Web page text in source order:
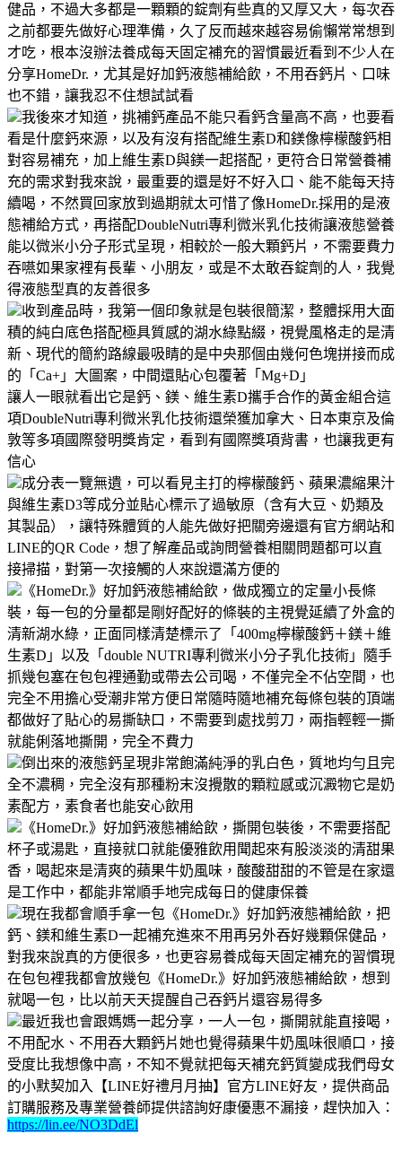
健品，不過大多都是一顆顆的錠劑有些真的又厚又大，每次吞
之前都要先做好心理準備，久了反而越來越容易偷懶常常想到
才吃，根本沒辦法養成每天固定補充的習慣最近看到不少人在
分享HomeDr.，尤其是好加鈣液態補給飲，不用吞鈣片、口味
也不錯，讓我忍不住想試試看
我後來才知道，挑補鈣產品不能只看鈣含量高不高，也要看
看是什麼鈣來源，以及有沒有搭配維生素D和鎂像檸檬酸鈣相
對容易補充，加上維生素D與鎂一起搭配，更符合日常營養補
充的需求對我來說，最重要的還是好不好入口、能不能每天持
續喝，不然買回家放到過期就太可惜了像HomeDr.採用的是液
態補給方式，再搭配DoubleNutri專利微米乳化技術讓液態營養
能以微米小分子形式呈現，相較於一般大顆鈣片，不需要費力
吞嚥如果家裡有長輩、小朋友，或是不太敢吞錠劑的人，我覺
得液態型真的友善很多
收到產品時，我第一個印象就是包裝很簡潔，整體採用大面
積的純白底色搭配極具質感的湖水綠點綴，視覺風格走的是清
新、現代的簡約路線最吸睛的是中央那個由幾何色塊拼接而成
的「Ca+」大圖案，中間還貼心包覆著「Mg+D」
讓人一眼就看出它是鈣、鎂、維生素D攜手合作的黃金組合這
項DoubleNutri專利微米乳化技術還榮獲加拿大、日本東京及倫
敦等多項國際發明獎肯定，看到有國際獎項背書，也讓我更有
信心
成分表一覽無遺，可以看見主打的檸檬酸鈣、蘋果濃縮果汁
與維生素D3等成分並貼心標示了過敏原（含有大豆、奶類及
其製品），讓特殊體質的人能先做好把關旁邊還有官方網站和
LINE的QR Code，想了解產品或詢問營養相關問題都可以直
接掃描，對第一次接觸的人來說還滿方便的
《HomeDr.》好加鈣液態補給飲，做成獨立的定量小長條
裝，每一包的分量都是剛好配好的條裝的主視覺延續了外盒的
清新湖水綠，正面同樣清楚標示了「400mg檸檬酸鈣＋鎂＋維
生素D」以及「double NUTRI專利微米小分子乳化技術」隨手
抓幾包塞在包包裡通勤或帶去公司喝，不僅完全不佔空間，也
完全不用擔心受潮非常方便日常隨時隨地補充每條包裝的頂端
都做好了貼心的易撕缺口，不需要到處找剪刀，兩指輕輕一撕
就能俐落地撕開，完全不費力
倒出來的液態鈣呈現非常飽滿純淨的乳白色，質地均勻且完
全不濃稠，完全沒有那種粉末沒攪散的顆粒感或沉澱物它是奶
素配方，素食者也能安心飲用
《HomeDr.》好加鈣液態補給飲，撕開包裝後，不需要搭配
杯子或湯匙，直接就口就能優雅飲用聞起來有股淡淡的清甜果
香，喝起來是清爽的蘋果牛奶風味，酸酸甜甜的不管是在家還
是工作中，都能非常順手地完成每日的健康保養
現在我都會順手拿一包《HomeDr.》好加鈣液態補給飲，把
鈣、鎂和維生素D一起補充進來不用再另外吞好幾顆保健品，
對我來說真的方便很多，也更容易養成每天固定補充的習慣現
在包包裡我都會放幾包《HomeDr.》好加鈣液態補給飲，想到
就喝一包，比以前天天提醒自己吞鈣片還容易得多
最近我也會跟媽媽一起分享，一人一包，撕開就能直接喝，
不用配水、不用吞大顆鈣片她也覺得蘋果牛奶風味很順口，接
受度比我想像中高，不知不覺就把每天補充鈣質變成我們母女
的小默契加入【LINE好禮月月抽】官方LINE好友，提供商品
訂購服務及專業營養師提供諮詢好康優惠不漏接，趕快加入：
https://lin.ee/NO3DdEl